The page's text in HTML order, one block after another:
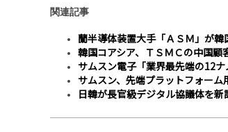
関連記事
蘭半導体装置大手「ＡＳＭ」が
韓国コアシア、ＴＳＭＣの中国
サムスン電子「業界最先端の12
サムスン、先端プラットフォー
日韓が長官級デジタル協議体を